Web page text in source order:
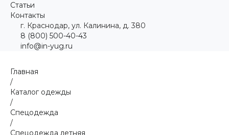
Статьи
Контакты
г. Краснодар, ул. Калинина, д. 380
8 (800) 500-40-43
info@in-yug.ru
Главная
/
Каталог одежды
/
Спецодежда
/
Спецодежда летняя